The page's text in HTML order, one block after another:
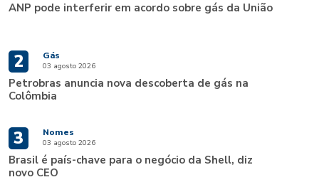
ANP pode interferir em acordo sobre gás da União
2 Gás
03 agosto 2026
Petrobras anuncia nova descoberta de gás na
Colômbia
3 Nomes
03 agosto 2026
Brasil é país-chave para o negócio da Shell, diz
novo CEO